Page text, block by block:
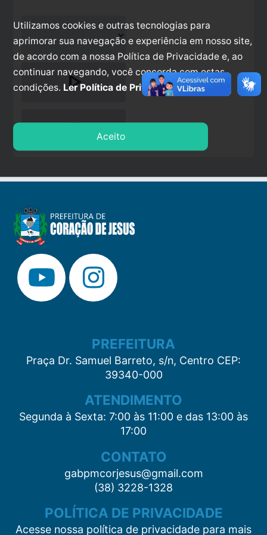
play_arrow
stop
PREFEITURA
Praça Dr. Samuel Barreto, s/n, Centro CEP:
39340-000
ATENDIMENTO
Segunda à Sexta: 7:00 às 11:00 e das 13:00 às
17:00
CONTATO
gabpmcorjesus@gmail.com
(38) 3228-1328
POLÍTICA DE PRIVACIDADE
Acesse nossa política de privacidade para mais
Utilizamos cookies e outras tecnologias para
aprimorar sua navegação e experiência em nosso site,
de acordo com a nossa Política de Privacidade e, ao
continuar navegando, você concorda com estas
condições. Ler Política de Privacidade.
Aceito